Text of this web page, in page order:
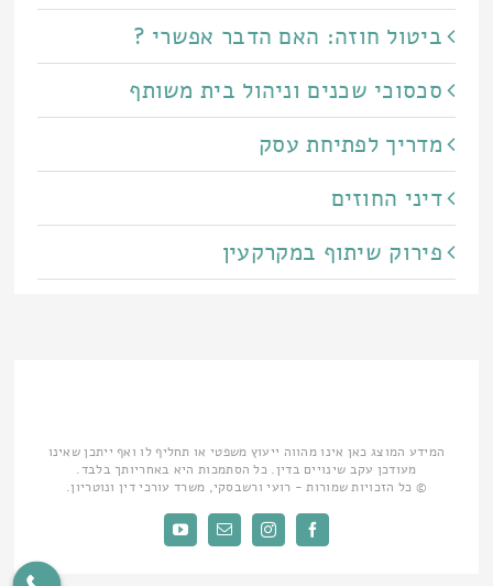
ביטול חוזה: האם הדבר אפשרי ?
סכסוכי שכנים וניהול בית משותף
מדריך לפתיחת עסק
דיני החוזים
פירוק שיתוף במקרקעין
המידע המוצג כאן אינו מהווה ייעוץ משפטי או תחליף לו ואף ייתכן שאינו
מעודכן עקב שינויים בדין. כל הסתמכות היא באחריותך בלבד.
© כל הזכויות שמורות - רועי ורשבסקי, משרד עורכי דין ונוטריון.
Facebook
Instagramכתובת
דואר
YouTube